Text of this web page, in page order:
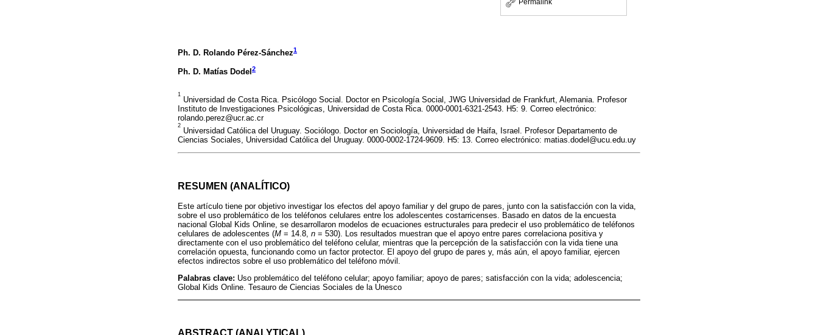
Permalink
Ph. D. Rolando Pérez-Sánchez1
Ph. D. Matías Dodel 2
1
Universidad de Costa Rica. Psicólogo Social. Doctor en Psicología Social, JWG Universidad de Frankfurt, Alemania. Profesor
Instituto de Investigaciones Psicológicas, Universidad de Costa Rica. 0000-0001-6321-2543. H5: 9. Correo electrónico:
rolando.perez@ucr.ac.cr
2
Universidad Católica del Uruguay. Sociólogo. Doctor en Sociología, Universidad de Haifa, Israel. Profesor Departamento de
Ciencias Sociales, Universidad Católica del Uruguay. 0000-0002-1724-9609. H5: 13. Correo electrónico: matias.dodel@ucu.edu.uy
RESUMEN (ANALÍTICO)
Este artículo tiene por objetivo investigar los efectos del apoyo familiar y del grupo de pares, junto con la satisfacción con la vida,
sobre el uso problemático de los teléfonos celulares entre los adolescentes costarricenses. Basado en datos de la encuesta
nacional Global Kids Online, se desarrollaron modelos de ecuaciones estructurales para predecir el uso problemático de teléfonos
celulares de adolescentes (M = 14.8, n = 530). Los resultados muestran que el apoyo entre pares correlaciona positiva y
directamente con el uso problemático del teléfono celular, mientras que la percepción de la satisfacción con la vida tiene una
correlación opuesta, funcionando como un factor protector. El apoyo del grupo de pares y, más aún, el apoyo familiar, ejercen
efectos indirectos sobre el uso problemático del teléfono móvil.
Palabras clave: Uso problemático del teléfono celular; apoyo familiar; apoyo de pares; satisfacción con la vida; adolescencia;
Global Kids Online. Tesauro de Ciencias Sociales de la Unesco
ABSTRACT (ANALYTICAL)